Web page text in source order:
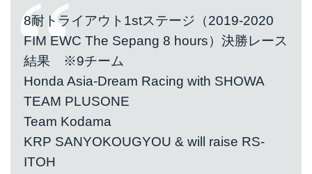
8耐トライアウト1stステージ（2019-2020
FIM EWC The Sepang 8 hours）決勝レース
結果 ※9チーム
Honda Asia-Dream Racing with SHOWA
TEAM PLUSONE
Team Kodama
KRP SANYOKOUGYOU & will raise RS-
ITOH